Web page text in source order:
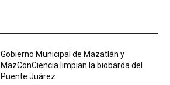
Gobierno Municipal de Mazatlán y
MazConCiencia limpian la biobarda del
Puente Juárez